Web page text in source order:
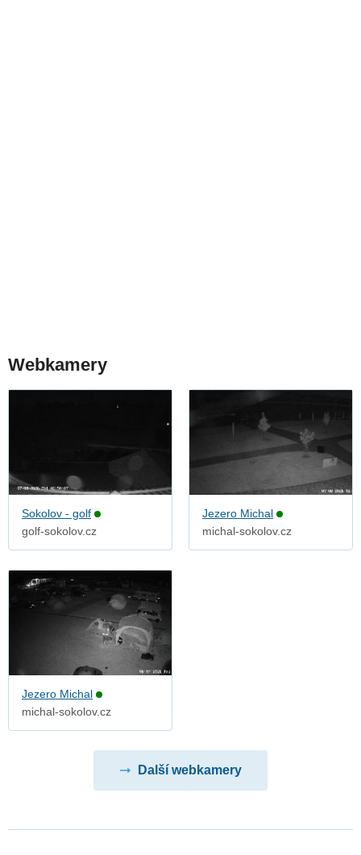
Webkamery
Sokolov - golf
golf-sokolov.cz
Jezero Michal
michal-sokolov.cz
Jezero Michal
michal-sokolov.cz
Další webkamery